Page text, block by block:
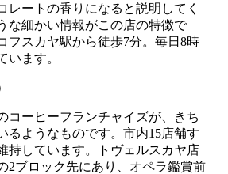
レートの香りになると説明してく
な細かい情報がこの店の特徴で
フスカヤ駅から徒歩7分。毎日8時
います。
コーヒーフランチャイズが、きち
るようなものです。市内15店舗す
持しています。トヴェルスカヤ店
2ブロック先にあり、オペラ鑑賞前